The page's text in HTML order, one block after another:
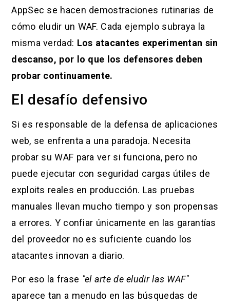
AppSec se hacen demostraciones rutinarias de
cómo eludir un WAF. Cada ejemplo subraya la
misma verdad: Los atacantes experimentan sin
descanso, por lo que los defensores deben
probar continuamente.
El desafío defensivo
Si es responsable de la defensa de aplicaciones
web, se enfrenta a una paradoja. Necesita
probar su WAF para ver si funciona, pero no
puede ejecutar con seguridad cargas útiles de
exploits reales en producción. Las pruebas
manuales llevan mucho tiempo y son propensas
a errores. Y confiar únicamente en las garantías
del proveedor no es suficiente cuando los
atacantes innovan a diario.
Por eso la frase "el arte de eludir las WAF"
aparece tan a menudo en las búsquedas de